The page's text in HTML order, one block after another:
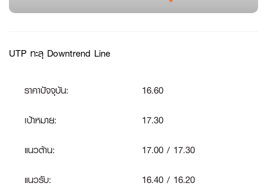
UTP ทะลุ Downtrend Line
ราคาปัจจุบัน:
16.60
เป้าหมาย:
17.30
แนวต้าน:
17.00 / 17.30
แนวรับ:
16.40 / 16.20